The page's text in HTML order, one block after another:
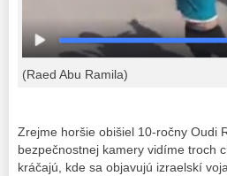
(Raed Abu Ramila)
Zrejme horšie obišiel 10-ročny Oudi
bezpečnostnej kamery vidíme troch
kráčajú, kde sa objavujú izraelskí